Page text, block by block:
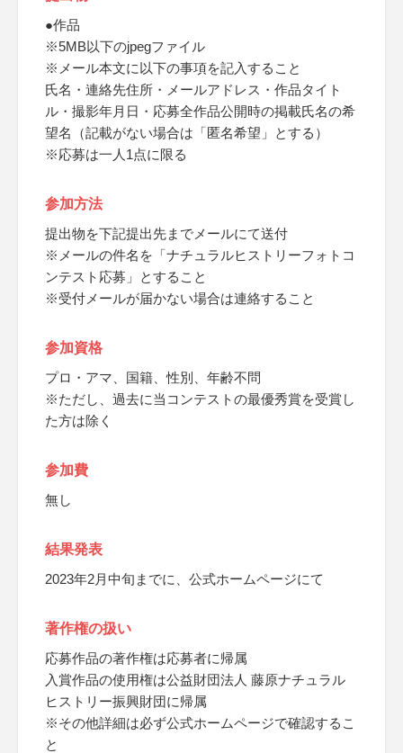
●作品
※5MB以下のjpegファイル
※メール本文に以下の事項を記入すること
氏名・連絡先住所・メールアドレス・作品タイト
ル・撮影年月日・応募全作品公開時の掲載氏名の希
望名（記載がない場合は「匿名希望」とする）
※応募は一人1点に限る
参加方法
提出物を下記提出先までメールにて送付
※メールの件名を「ナチュラルヒストリーフォトコ
ンテスト応募」とすること
※受付メールが届かない場合は連絡すること
参加資格
プロ・アマ、国籍、性別、年齢不問
※ただし、過去に当コンテストの最優秀賞を受賞し
た方は除く
参加費
無し
結果発表
2023年2月中旬までに、公式ホームページにて
著作権の扱い
応募作品の著作権は応募者に帰属
入賞作品の使用権は公益財団法人 藤原ナチュラル
ヒストリー振興財団に帰属
※その他詳細は必ず公式ホームページで確認するこ
と